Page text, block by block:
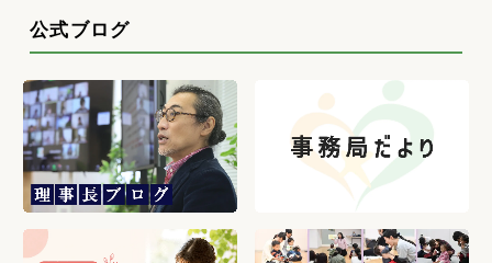
公式ブログ